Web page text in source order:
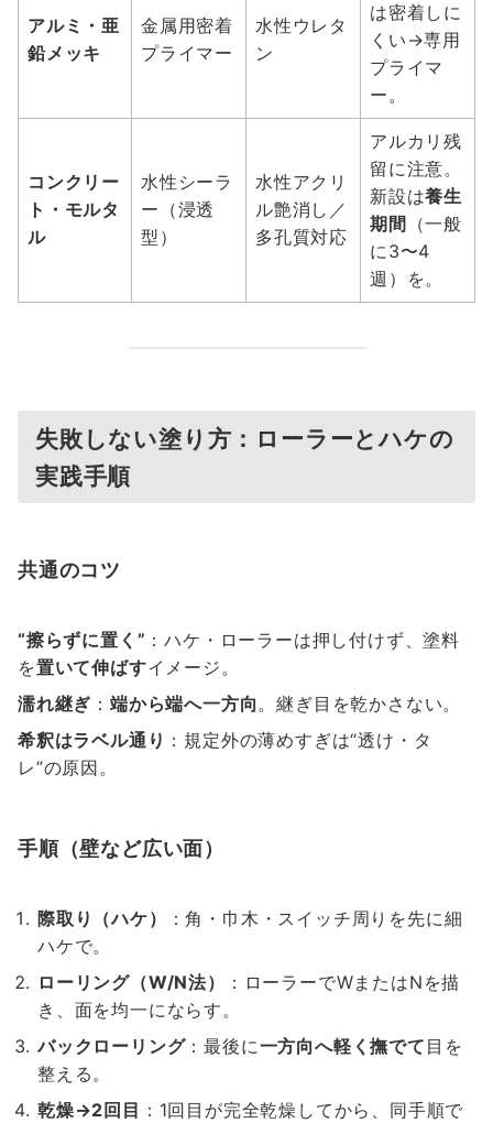
アルミ・亜
鉛メッキ
金属用密着
プライマー
水性ウレタ
ン
は密着しに
くい→専用
プライマ
ー。
コンクリー
ト・モルタ
ル
水性シーラ
ー（浸透
型）
水性アクリ
ル艶消し／
多孔質対応
アルカリ残
留に注意。
新設は養生
期間
（一般
に3〜4
週）を。
失敗しない塗り方：ローラーとハケの
実践手順
共通のコツ
“擦らずに置く” ：ハケ・ローラーは押し付けず、塗料
を置いて伸ばすイメージ。
濡れ継ぎ ：端から端へ一方向。継ぎ目を乾かさない。
希釈はラベル通り ：規定外の薄めすぎは“透け・タ
レ”の原因。
手順（壁など広い面）
際取り（ハケ）
：角・巾木・スイッチ周りを先に細
ハケで。
ローリング（W/N法）
：ローラーでWまたはNを描
き、面を均一にならす。
バックローリング：最後に一方向へ軽く撫でて 目を
整える。
乾燥→2回目 ：1回目が完全乾燥してから、同手順で